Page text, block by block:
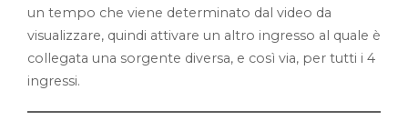
un tempo che viene determinato dal video da
visualizzare, quindi attivare un altro ingresso al quale è
collegata una sorgente diversa, e così via, per tutti i 4
ingressi.